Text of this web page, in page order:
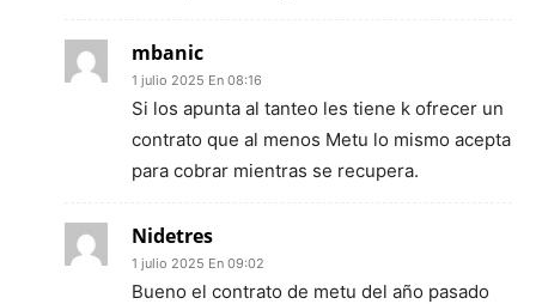
mbanic
1 julio 2025 En 08:16
Si los apunta al tanteo les tiene k ofrecer un
contrato que al menos Metu lo mismo acepta
para cobrar mientras se recupera.
Nidetres
1 julio 2025 En 09:02
Bueno el contrato de metu del año pasado